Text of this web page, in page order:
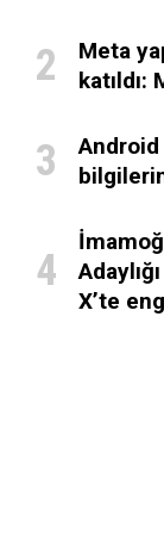
Meta
katıldı:
Android
X’te